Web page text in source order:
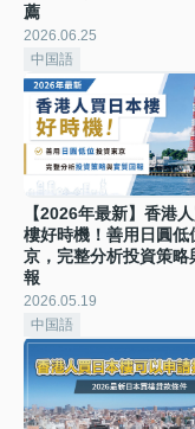
薦
2026.06.25
中国語
【2026年最新】香港
樓好時機！善用日圓低
京，完整分析投資策略
報
2026.05.19
中国語